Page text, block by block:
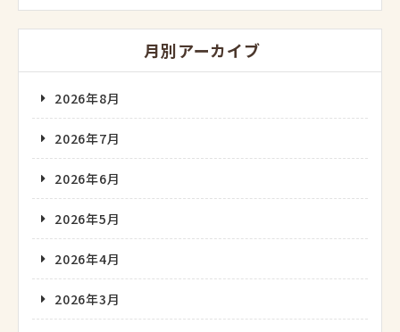
月別アーカイブ
2026年8月
2026年7月
2026年6月
2026年5月
2026年4月
2026年3月